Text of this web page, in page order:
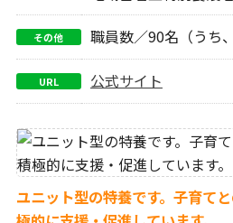
その他 職員数／90名（うち
URL 公式サイト
ユニット型の特養です。子育て